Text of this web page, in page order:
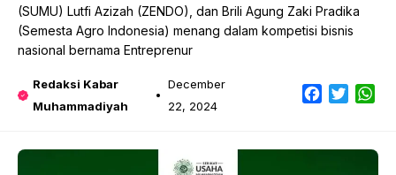
(SUMU) Lutfi Azizah (ZENDO), dan Brili Agung Zaki Pradika
(Semesta Agro Indonesia) menang dalam kompetisi bisnis
nasional bernama Entreprenur
Redaksi Kabar
Muhammadiyah
December
22, 2024
Facebook
Twitter